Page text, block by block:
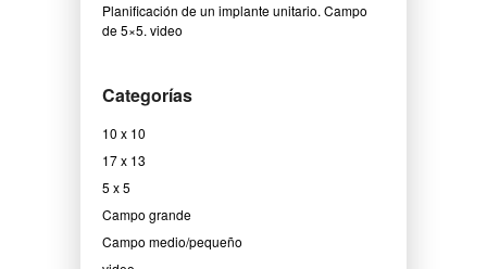
Planificación de un implante unitario. Campo
de 5×5. video
Categorías
10 x 10
17 x 13
5 x 5
Campo grande
Campo medio/pequeño